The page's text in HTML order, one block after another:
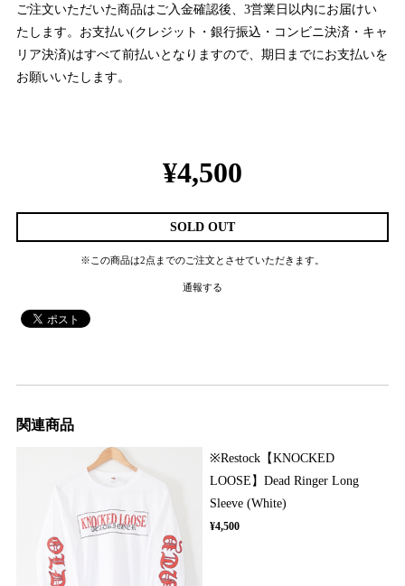
ご注文いただいた商品はご入金確認後、3営業日以内にお届けい
たします。お支払い(クレジット・銀行振込・コンビニ決済・キャ
リア決済)はすべて前払いとなりますので、期日までにお支払いを
お願いいたします。
¥4,500
SOLD OUT
※この商品は2点までのご注文とさせていただきます。
通報する
関連商品
※Restock【KNOCKED
LOOSE】Dead Ringer Long
Sleeve (White)
¥4,500